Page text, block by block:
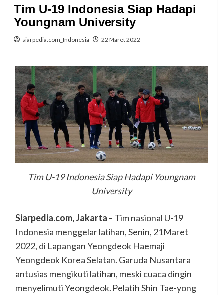
Tim U-19 Indonesia Siap Hadapi
Youngnam University
siarpedia.com_Indonesia 22 Maret 2022
Tim U-19 Indonesia Siap Hadapi Youngnam
University
Siarpedia.com, Jakarta – Tim nasional U-19
Indonesia menggelar latihan, Senin, 21Maret
2022, di Lapangan Yeongdeok Haemaji
Yeongdeok Korea Selatan. Garuda Nusantara
antusias mengikuti latihan, meski cuaca dingin
menyelimuti Yeongdeok. Pelatih Shin Tae-yong